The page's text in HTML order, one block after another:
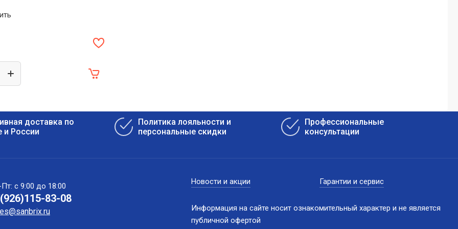
доставка по
и России
Политика лояльности и
персональные скидки
Профессиональные
консультации
с 9:00 до 18:00
83-08
Новости и акции Гарантии и сервис
Информация на сайте носит ознакомительный характер и не является
публичной офертой